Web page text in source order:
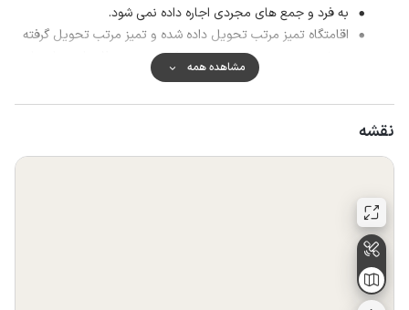
به فرد و جمع های مجردی اجاره داده نمی شود.
اقامتگاه تمیز مرتب تحویل داده شده و تمیز مرتب تحویل گرفته
نظافت کلی گرفته می‌شود.
مشاهده همه
نقشه